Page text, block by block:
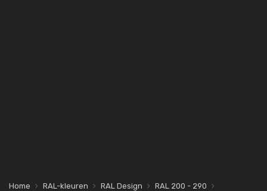
Home RAL-kleuren RAL Design
RAL 200 - 290